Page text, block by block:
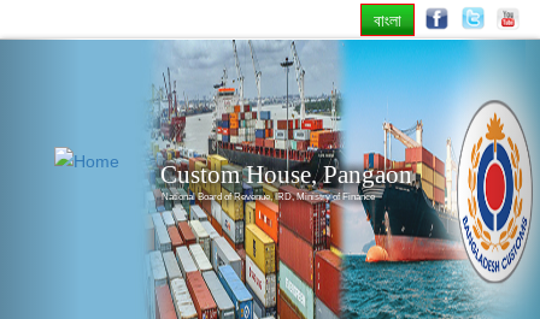
বাংলা
Custom House, Pangaon
National Board of Revenue, IRD, Ministry of Finance